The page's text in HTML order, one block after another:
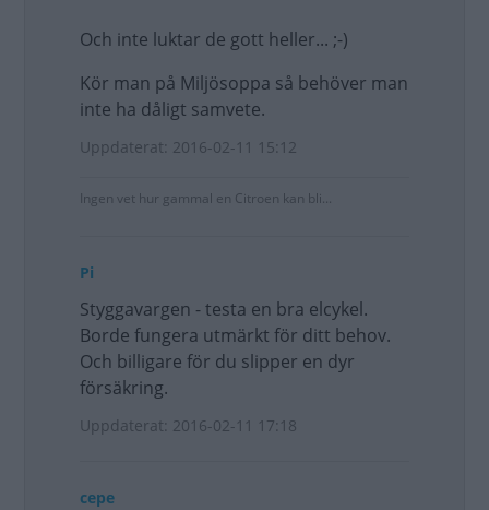
Och inte luktar de gott heller... ;-)
Kör man på Miljösoppa så behöver man
inte ha dåligt samvete.
Uppdaterat: 2016-02-11 15:12
Ingen vet hur gammal en Citroen kan bli...
Pi
Styggavargen - testa en bra elcykel.
Borde fungera utmärkt för ditt behov.
Och billigare för du slipper en dyr
försäkring.
Uppdaterat: 2016-02-11 17:18
cepe